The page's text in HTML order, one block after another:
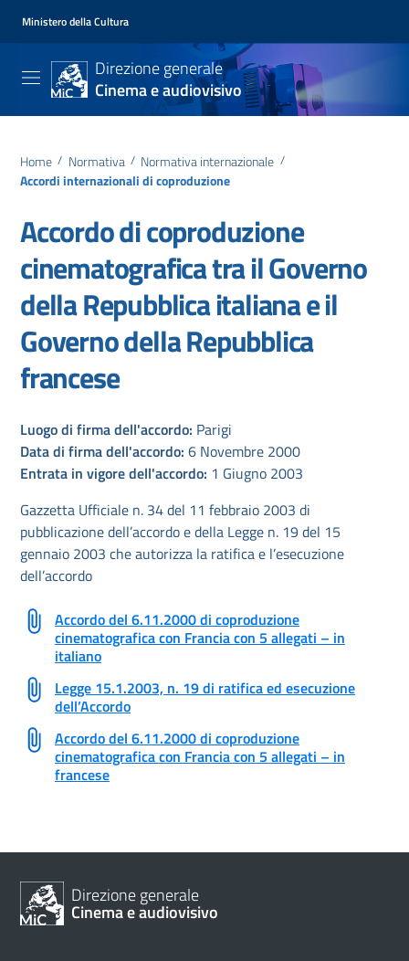
Ministero della Cultura
Direzione generale
Cinema e audiovisivo
Home / Normativa / Normativa internazionale /
Accordi internazionali di coproduzione
Accordo di coproduzione
cinematografica tra il Governo
della Repubblica italiana e il
Governo della Repubblica
francese
Luogo di firma dell'accordo: Parigi
Data di firma dell'accordo: 6 Novembre 2000
Entrata in vigore dell'accordo: 1 Giugno 2003
Gazzetta Ufficiale n. 34 del 11 febbraio 2003 di
pubblicazione dell’accordo e della Legge n. 19 del 15
gennaio 2003 che autorizza la ratifica e l’esecuzione
dell’accordo
Accordo del 6.11.2000 di coproduzione
cinematografica con Francia con 5 allegati – in
italiano
Legge 15.1.2003, n. 19 di ratifica ed esecuzione
dell’Accordo
Accordo del 6.11.2000 di coproduzione
cinematografica con Francia con 5 allegati – in
francese
Direzione generale
Cinema e audiovisivo